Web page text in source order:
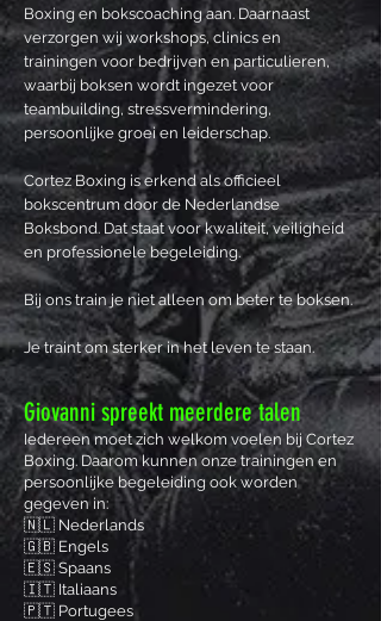
Boxing en bokscoaching aan. Daarnaast
verzorgen wij workshops, clinics en
trainingen voor bedrijven en particulieren,
waarbij boksen wordt ingezet voor
teambuilding, stressvermindering,
persoonlijke groei en leiderschap.
Cortez Boxing is erkend als officieel
bokscentrum door de Nederlandse
Boksbond. Dat staat voor kwaliteit, veiligheid
en professionele begeleiding.
Bij ons train je niet alleen om beter te boksen.
Je traint om sterker in het leven te staan.
Giovanni spreekt meerdere talen
Iedereen moet zich welkom voelen bij Cortez
Boxing. Daarom kunnen onze trainingen en
persoonlijke begeleiding ook worden
gegeven in:
🇳🇱 Nederlands
🇬🇧 Engels
🇪🇸 Spaans
🇮🇹 Italiaans
🇵🇹 Portugees